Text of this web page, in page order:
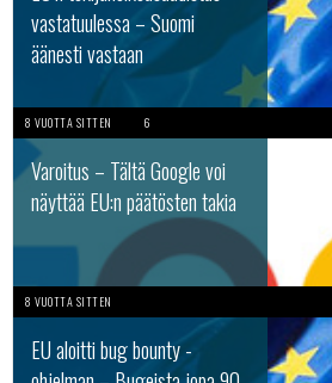
vastatuulessa – Suomi
äänesti vastaan
8 VUOTTA SITTEN 6
Varoitus – Tältä Google voi
näyttää EU:n päätösten takia
8 VUOTTA SITTEN
EU aloitti bug bounty -